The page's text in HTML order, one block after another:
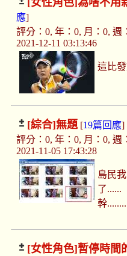
[女性角色] 為啥不用
應]
評分：0, 年：0, 月：0, 週
2021-12-11 03:13:46
這比
[綜合]無題[19篇回應]
評分：0, 年：0, 月：0, 週
2021-11-05 17:43:28
島民
了......
幹
[女性角色]暫停時間